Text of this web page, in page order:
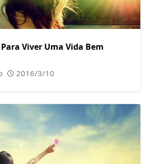
Viver Uma Vida Bem
2016/3/10